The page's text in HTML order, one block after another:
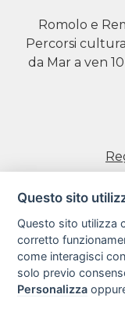
Romolo e
Percorsi
da Mar a ven
Questo sito
Questo sito utilizza
corretto
come interagisci
solo previo
Personalizza